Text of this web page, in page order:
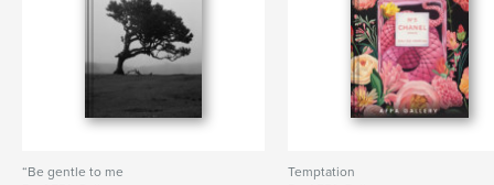
“Be gentle to me
Temptation